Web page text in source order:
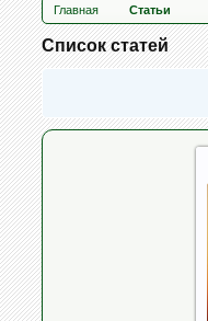
Главная Статьи
Список статей